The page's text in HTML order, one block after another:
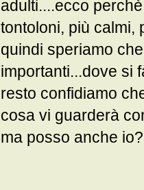
adulti....ecco
tontoloni, più calmi,
quindi speriamo
importanti...dove si
resto confidiamo
cosa vi guarderà
ma posso anche